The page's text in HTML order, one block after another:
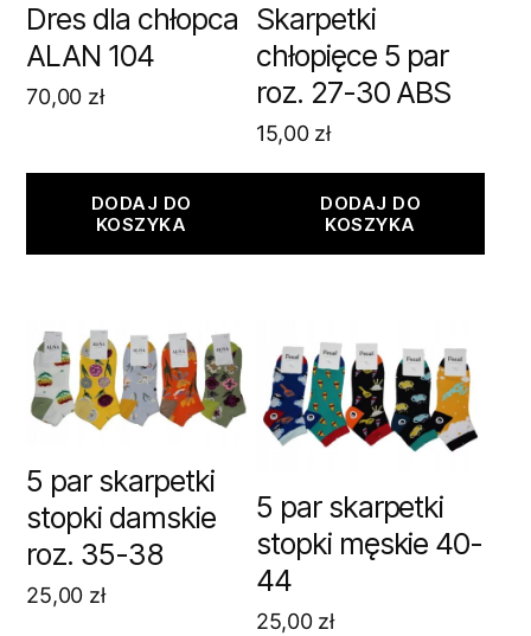
Dres dla chłopca
ALAN 104
70,00 zł
DODAJ DO
KOSZYKA
Skarpetki
chłopięce 5 par
roz. 27-30 ABS
15,00 zł
DODAJ DO
KOSZYKA
5 par skarpetki
stopki damskie
roz. 35-38
25,00 zł
5 par skarpetki
stopki męskie 40-
44
25,00 zł